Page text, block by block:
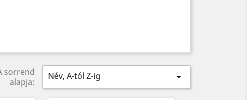
sorrend
alapja:
Név, A-tól Z-ig 